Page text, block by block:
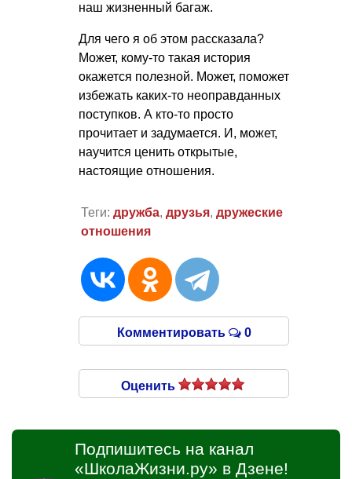
наш жизненный багаж.
Для чего я об этом рассказала?
Может, кому-то такая история
окажется полезной. Может, поможет
избежать каких-то неоправданных
поступков. А кто-то просто
прочитает и задумается. И, может,
научится ценить открытые,
настоящие отношения.
Теги: дружба, друзья, дружеские
отношения
Комментировать 0
Оценить
Подпишитесь на канал
«ШколаЖизни.ру» в Дзене!